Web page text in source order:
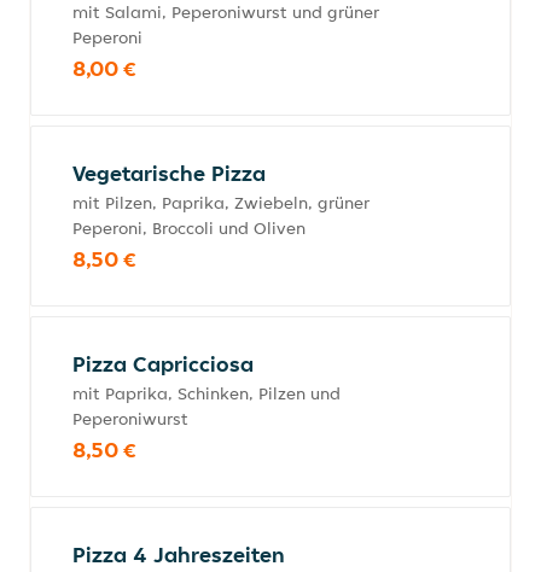
mit Salami, Peperoniwurst und grüner
Peperoni
8,00 €
Vegetarische Pizza
mit Pilzen, Paprika, Zwiebeln, grüner
Peperoni, Broccoli und Oliven
8,50 €
Pizza Capricciosa
mit Paprika, Schinken, Pilzen und
Peperoniwurst
8,50 €
Pizza 4 Jahreszeiten